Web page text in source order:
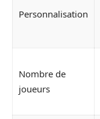
Personnalisation
Nombre de
joueurs